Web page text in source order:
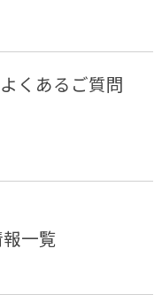
よくあるご質問
一覧